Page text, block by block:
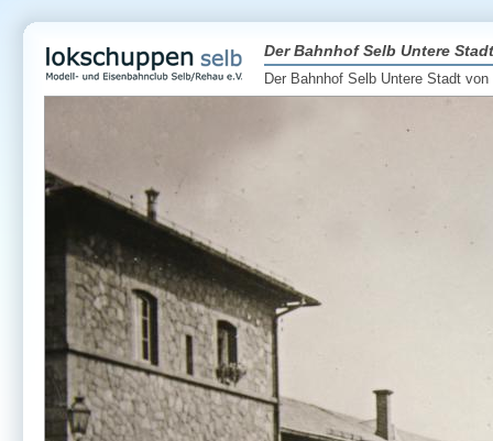
Der Bahnhof Selb Untere
Der Bahnhof Selb Untere Stadt